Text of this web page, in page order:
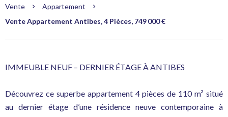
Vente
Appartement
Vente Appartement Antibes, 4 Pièces, 749 000 €
IMMEUBLE NEUF – DERNIER ÉTAGE À ANTIBES
Découvrez ce superbe appartement 4 pièces de 110 m² situé
au dernier étage d’une résidence neuve contemporaine à